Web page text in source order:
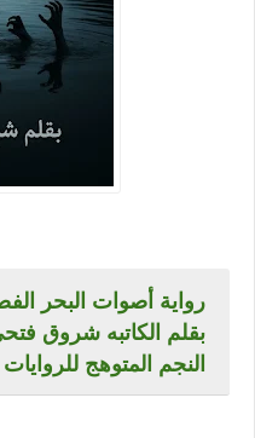
رواية أصوات البحر
بقلم الكاتبه شروق
النجم المتوهج